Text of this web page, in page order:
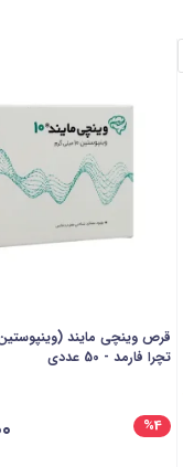
تچرا فارمد - 50 عددی
%4